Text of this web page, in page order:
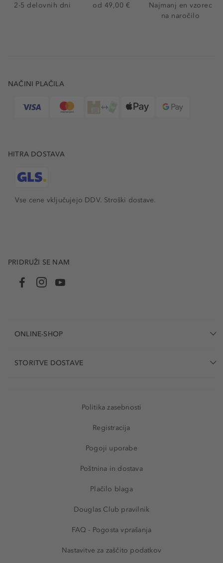
2-5 delovnih dni od 49,00 €
Najmanj en vzorec
na naročilo
NAČINI PLAČILA
HITRA DOSTAVA
Vse cene vključujejo DDV. Stroški dostave.
PRIDRUŽI SE NAM
ONLINE-SHOP
STORITVE DOSTAVE
Politika zasebnosti
Registracija
Pogoji uporabe
Poštnina in dostava
Plačilo blaga
Douglas Club pravilnik
FAQ - Pogosta vprašanja
Nastavitve za zaščito podatkov